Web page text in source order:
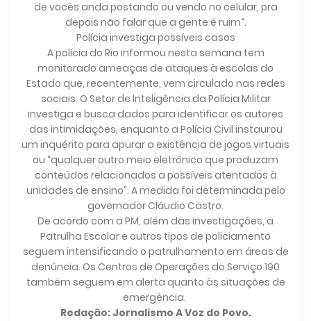
de vocês anda postando ou vendo no celular, pra
depois não falar que a gente é ruim“.
Polícia investiga possíveis casos
A polícia do Rio informou nesta semana tem
monitorado ameaças de ataques à escolas do
Estado que, recentemente, vem circulado nas redes
sociais. O Setor de Inteligência da Polícia Militar
investiga e busca dados para identificar os autores
das intimidações, enquanto a Polícia Civil instaurou
um inquérito para apurar a existência de jogos virtuais
ou “qualquer outro meio eletrônico que produzam
conteúdos relacionados a possíveis atentados à
unidades de ensino”. A medida foi determinada pelo
governador Cláudio Castro.
De acordo com a PM, além das investigações, a
Patrulha Escolar e outros tipos de policiamento
seguem intensificando o patrulhamento em áreas de
denúncia. Os Centros de Operações do Serviço 190
também seguem em alerta quanto às situações de
emergência.
Redação: Jornalismo A Voz do Povo.